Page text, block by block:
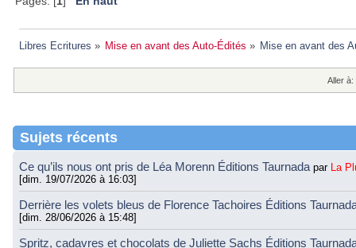
Libres Ecritures » Mise en avant des Auto-Édités » Mise en avant des
Aller à:
Sujets récents
Ce qu’ils nous ont pris de Léa Morenn Éditions Taurnada par
La
[dim. 19/07/2026 à 16:03]
Derrière les volets bleus de Florence Tachoires Éditions
[dim. 28/06/2026 à 15:48]
Spritz, cadavres et chocolats de Juliette Sachs Éditions